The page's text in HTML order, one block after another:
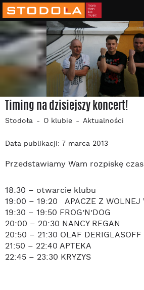
Timing na dzisiejszy koncert!
Stodoła O klubie Aktualności
Data publikacji: 7 marca 2013
Przedstawiamy Wam rozpiskę
18:30 – otwarcie klubu
19:00 – 19:20 APACZE Z WOLNEJ
19:30 – 19:50 FROG’N’DOG
20:00 – 20:30 NANCY REGAN
20:50 – 21:30 OLAF DERIGLASOFF
21:50 – 22:40 APTEKA
22:45 – 23:30 KRYZYS